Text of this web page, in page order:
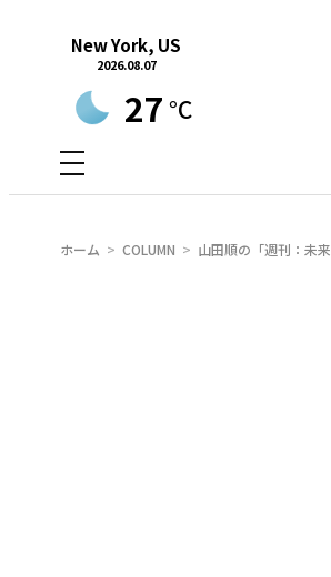
New York, US
2026.08.07
27 °C
ホーム COLUMN 山田順の「週刊：未